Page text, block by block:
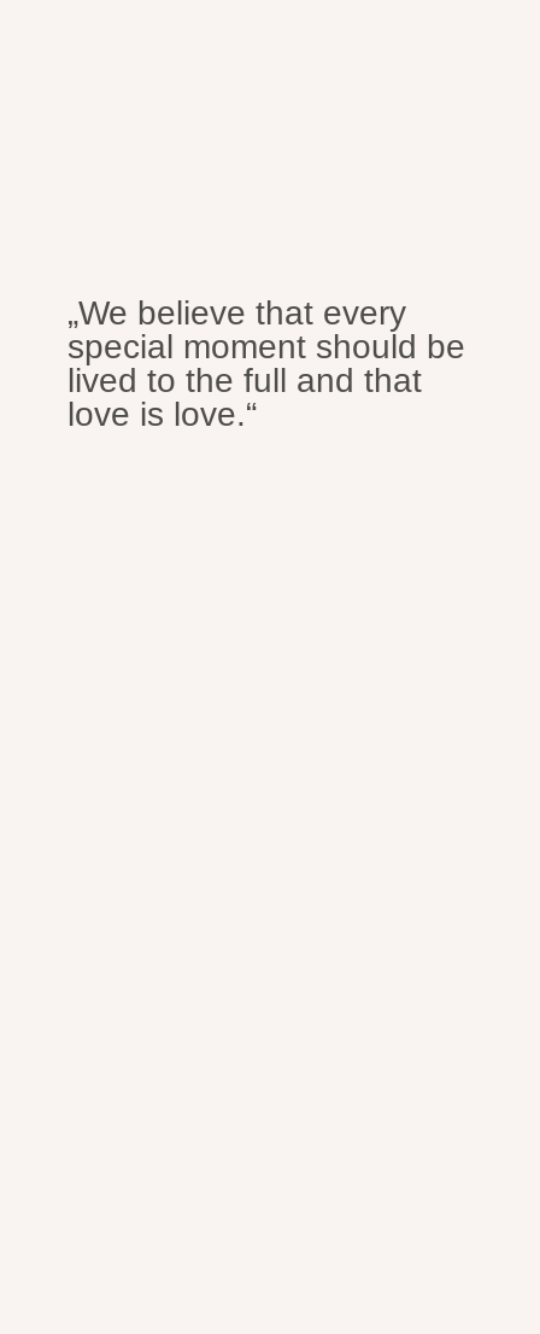
„We believe that every
special moment should be
lived to the full and that
love is love.“